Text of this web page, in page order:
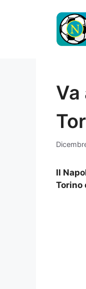
Va
Il
Torino